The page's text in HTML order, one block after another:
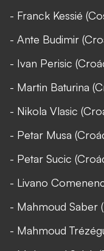
- Franck Kessié
- Ante Budimir
- Ivan Perisic
- Martin Baturina
- Nikola Vlasic
- Petar Musa
- Petar Sucic
- Livano
- Mahmoud Saber
- Mahmoud